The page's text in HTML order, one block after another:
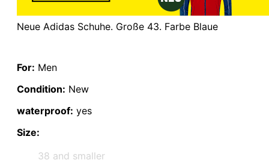
Neue Adidas Schuhe. Große 43. Farbe Blaue
For: Men
Condition: New
waterproof: yes
Size:
38 and smaller